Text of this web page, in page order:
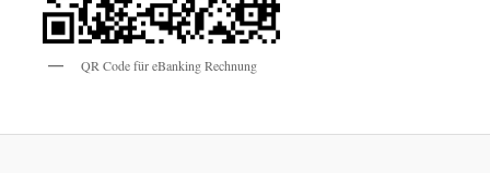
QR Code für eBanking Rechnung